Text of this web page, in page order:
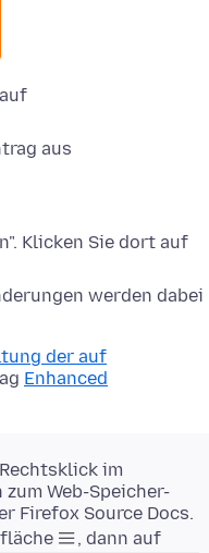
aus
Klicken Sie dort auf
werden dabei
der auf
Enhanced
im
Web-Speicher-
Firefox Source Docs.
, dann auf